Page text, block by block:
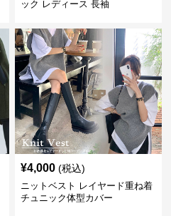
ック レディース 長袖
¥4,000 (税込)
ニットベスト レイヤード重ね着
チュニック体型カバー